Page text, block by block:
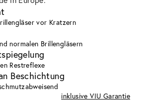
vor Kratzern
normalen Brillengläsern
Restreflexe
Beschichtung
inklusive VIU Garantie